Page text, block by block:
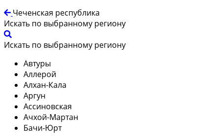
Чеченская республика
Искать по выбранному региону
Искать по выбранному региону
Автуры
Аллерой
Алхан-Кала
Аргун
Ассиновская
Ачхой-Мартан
Бачи-Юрт